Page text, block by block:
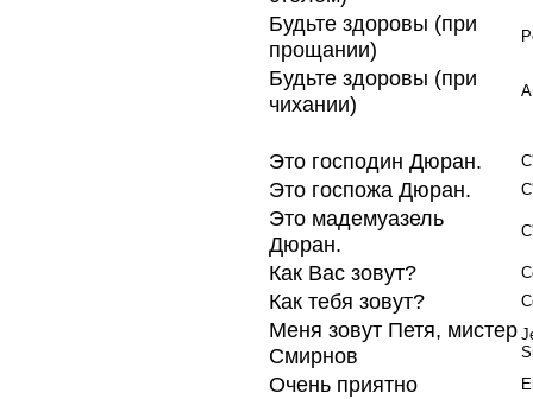
Будьте здоровы (при
прощании)
Будьте здоровы (при
чихании)
Это господин Дюран.
Это госпожа Дюран.
Это мадемуазель
Дюран.
Как Вас зовут?
Как тебя зовут?
Меня зовут Петя, мистер
Смирнов
Очень приятно